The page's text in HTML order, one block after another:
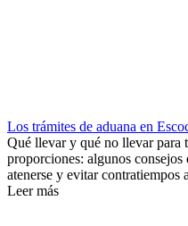
Los trámites de aduana en
Qué llevar y qué no llevar para
proporciones: algunos
atenerse y evitar contratiempos
Leer más